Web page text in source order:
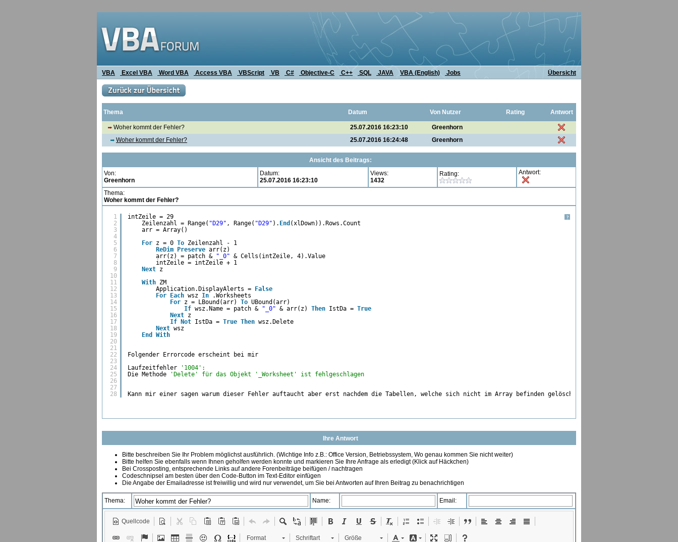
VBA Excel VBA Word VBA Access VBA VBScript VB C# Objective-C C++ SQL JAVA VBA (English) Jobs Übersicht
Thema Datum Von Nutzer Rating Antwort
Woher kommt der Fehler? 25.07.2016 16:23:10
Greenhorn
Woher kommt der Fehler?
25.07.2016 16:24:48 Greenhorn
Ansicht des Beitrags:
Von:
Greenhorn
Datum:
25.07.2016 16:23:10
Views:
1432
Rating: Antwort:
Thema:
Woher kommt der Fehler?
?
1
2
3
4
5
6
7
8
9
10
11
12
13
14
15
16
17
18
19
20
21
22
23
24
25
26
27
28
intZeile = 29
Zeilenzahl = Range( "D29" , Range( "D29" ). End (xlDown)).Rows.Count
arr = Array()
For z = 0 To Zeilenzahl - 1
ReDim
Preserve arr(z)
arr(z) = patch &
"_0" & Cells(intZeile, 4).Value
intZeile = intZeile + 1
Next z
With ZM
Application.DisplayAlerts =
False
For
Each wsz In
.Worksheets
For z = LBound(arr) To UBound(arr)
If wsz.Name = patch & "_0" & arr(z) Then IstDa = True
Next z
If
Not IstDa = True Then wsz.Delete
Next wsz
End
With
Folgender Errorcode erscheint bei mir
Laufzeitfehler
'1004':
Die Methode
'Delete' für das Objekt '_Worksheet' ist fehlgeschlagen
Kann mir einer sagen warum dieser Fehler auftaucht aber erst nachdem die Tabellen, welche sich nicht im Array befinden gelöscht wurden?
Ihre Antwort
Bitte beschreiben Sie Ihr Problem möglichst ausführlich. (Wichtige Info z.B.: Office Version, Betriebssystem, Wo genau kommen Sie nicht weiter)
Bitte helfen Sie ebenfalls wenn Ihnen geholfen werden konnte und markieren Sie Ihre Anfrage als erledigt (Klick auf Häckchen)
Bei Crossposting, entsprechende Links auf andere Forenbeiträge beifügen / nachtragen
Codeschnipsel am besten über den Code-Button im Text-Editor einfügen
Die Angabe der Emailadresse ist freiwillig und wird nur verwendet, um Sie bei Antworten auf Ihren Beitrag zu benachrichtigen
Thema: Name: Email:
Quellcode
Format Schriftart Größe